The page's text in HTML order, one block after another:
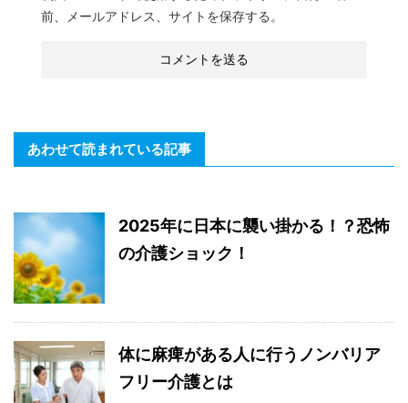
前、メールアドレス、サイトを保存する。
あわせて読まれている記事
2025年に日本に襲い掛かる！？恐怖
の介護ショック！
体に麻痺がある人に行うノンバリア
フリー介護とは